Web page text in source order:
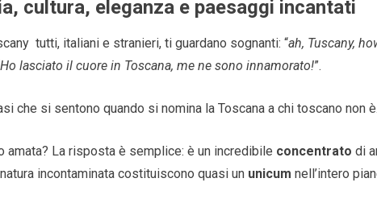
cultura, eleganza e paesaggi incantati
tutti, italiani e stranieri, ti guardano sognanti: “ah, Tuscany,
Ho lasciato il cuore in Toscana, me ne sono innamorato!”.
che si sentono quando si nomina la Toscana a chi toscano non è.
amata? La risposta è semplice: è un incredibile concentrato di
incontaminata costituiscono quasi un unicum nell’intero